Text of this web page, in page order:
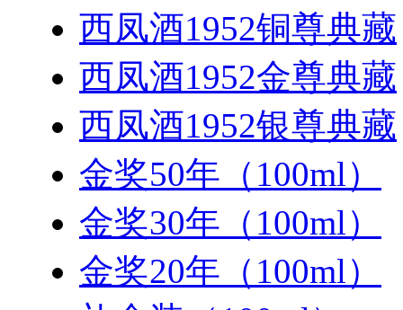
西凤酒1952铜尊典藏
西凤酒1952金尊典藏
西凤酒1952银尊典藏
金奖50年（100ml）
金奖30年（100ml）
金奖20年（100ml）